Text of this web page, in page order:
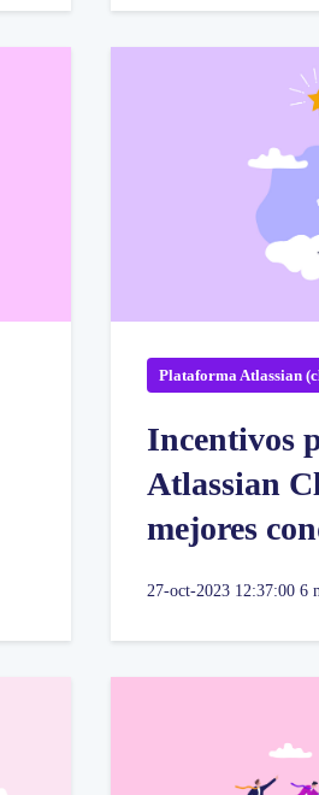
Plataforma Atlassian
Incentivos
Atlassian
mejores
27-oct-2023 12:37:00 6